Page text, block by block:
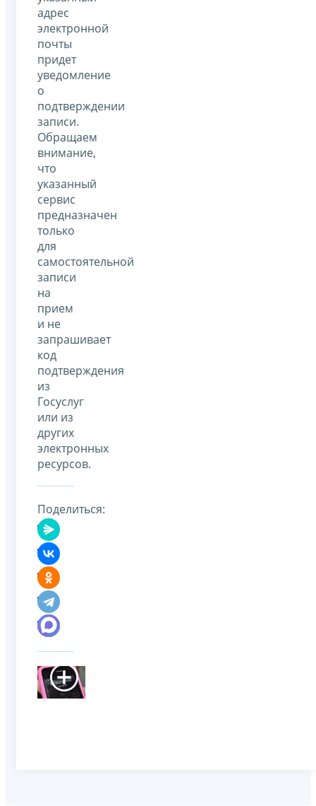
адрес
электронной
почты
придет
уведомление
о
подтверждении
записи.
Обращаем
внимание,
что
указанный
сервис
предназначен
только
для
самостоятельной
записи
на
прием
и не
запрашивает
код
подтверждения
из
Госуслуг
или из
других
электронных
ресурсов.
Поделиться: